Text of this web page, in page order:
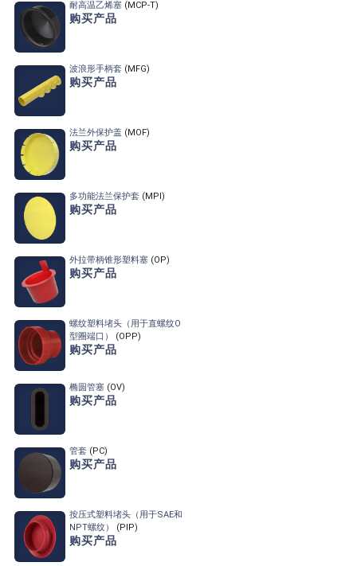
耐高温乙烯塞 (MCP-T)
购买产品
波浪形手柄套 (MFG)
购买产品
法兰外保护盖 (MOF)
购买产品
多功能法兰保护套 (MPI)
购买产品
外拉带柄锥形塑料塞 (OP)
购买产品
螺纹塑料堵头 （用于直螺纹O
型圈端口）
(OPP)
购买产品
椭圆管塞 (OV)
购买产品
管套 (PC)
购买产品
按压式塑料堵头 （用于SAE和
NPT螺纹）
(PIP)
购买产品